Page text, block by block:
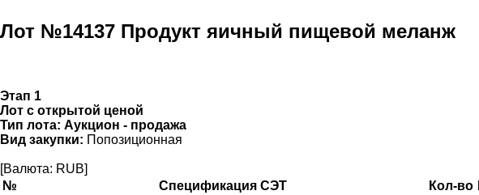
Лот №14137 Продукт яичный пищевой меланж
Этап 1
Лот с открытой ценой
Тип лота: Аукцион - продажа
Вид закупки: Попозиционная
[Валюта: RUB]
№
Спецификация СЭТ Кол-во